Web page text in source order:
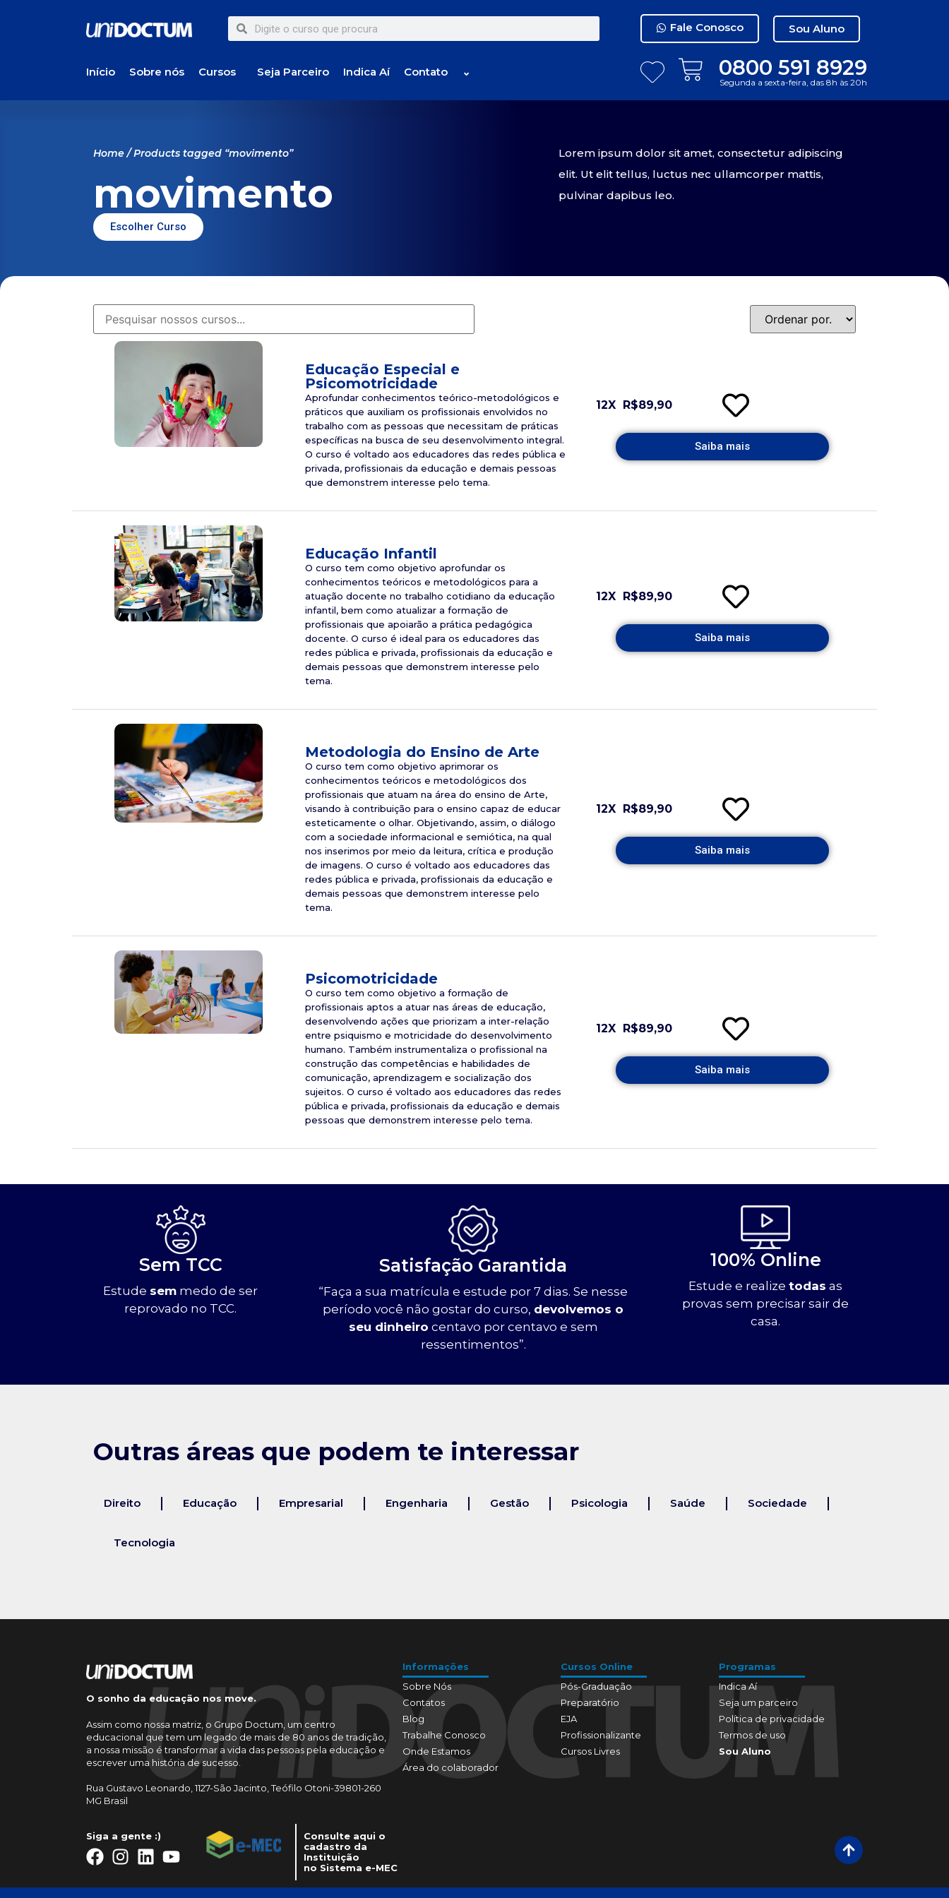
Fale Conosco Sou Aluno
Início Sobre nós Cursos Seja Parceiro Indica Aí Contato ⌄ 0800 591 8929
Segunda a sexta-feira, das 8h às 20h
Home/ Products tagged “movimento”
movimento
Escolher Curso
Lorem ipsum dolor sit amet, consectetur adipiscing
elit. Ut elit tellus, luctus nec ullamcorper mattis,
pulvinar dapibus leo.
Educação Especial e
Psicomotricidade
Aprofundar conhecimentos teórico-metodológicos e
práticos que auxiliam os profissionais envolvidos no
trabalho com as pessoas que necessitam de práticas
específicas na busca de seu desenvolvimento integral.
O curso é voltado aos educadores das redes pública e
privada, profissionais da educação e demais pessoas
que demonstrem interesse pelo tema.
12X R$89,90
Saiba mais
Educação Infantil
O curso tem como objetivo aprofundar os
conhecimentos teóricos e metodológicos para a
atuação docente no trabalho cotidiano da educação
infantil, bem como atualizar a formação de
profissionais que apoiarão a prática pedagógica
docente. O curso é ideal para os educadores das
redes pública e privada, profissionais da educação e
demais pessoas que demonstrem interesse pelo
tema.
12X R$89,90
Saiba mais
Metodologia do Ensino de Arte
O curso tem como objetivo aprimorar os
conhecimentos teóricos e metodológicos dos
profissionais que atuam na área do ensino de Arte,
visando à contribuição para o ensino capaz de educar
esteticamente o olhar. Objetivando, assim, o diálogo
com a sociedade informacional e semiótica, na qual
nos inserimos por meio da leitura, crítica e produção
de imagens. O curso é voltado aos educadores das
redes pública e privada, profissionais da educação e
demais pessoas que demonstrem interesse pelo
tema.
12X R$89,90
Saiba mais
Psicomotricidade
O curso tem como objetivo a formação de
profissionais aptos a atuar nas áreas de educação,
desenvolvendo ações que priorizam a inter-relação
entre psiquismo e motricidade do desenvolvimento
humano. Também instrumentaliza o profissional na
construção das competências e habilidades de
comunicação, aprendizagem e socialização dos
sujeitos. O curso é voltado aos educadores das redes
pública e privada, profissionais da educação e demais
pessoas que demonstrem interesse pelo tema.
12X R$89,90
Saiba mais
Sem TCC
Estude sem medo de ser
reprovado no TCC.
Satisfação Garantida
“Faça a sua matrícula e estude por 7 dias. Se nesse
período você não gostar do curso, devolvemos o
seu dinheiro centavo por centavo e sem
ressentimentos”.
100% Online
Estude e realizetodas as
provas sem precisar sair de
casa.
Outras áreas que podem te interessar
Direito Educação Empresarial Engenharia Gestão Psicologia Saúde Sociedade
Tecnologia
O sonho da educação nos move.
Assim como nossa matriz, o Grupo Doctum, um centro
educacional que tem um legado de mais de 80 anos de tradição,
a nossa missão é transformar a vida das pessoas pela educação e
escrever uma história de sucesso.
Rua Gustavo Leonardo, 1127-São Jacinto, Teófilo Otoni-39801-260
MG Brasil
Informações
Sobre Nós
Contatos
Blog
Trabalhe Conosco
Onde Estamos
Área do colaborador
Cursos Online
Pós-Graduação
Preparatório
EJA
Profissionalizante
Cursos Livres
Programas
Indica Aí
Seja um parceiro
Política de privacidade
Termos de uso
Sou Aluno
Siga a gente :)
Consulte aqui o
cadastro da
Instituição
no Sistema e-MEC